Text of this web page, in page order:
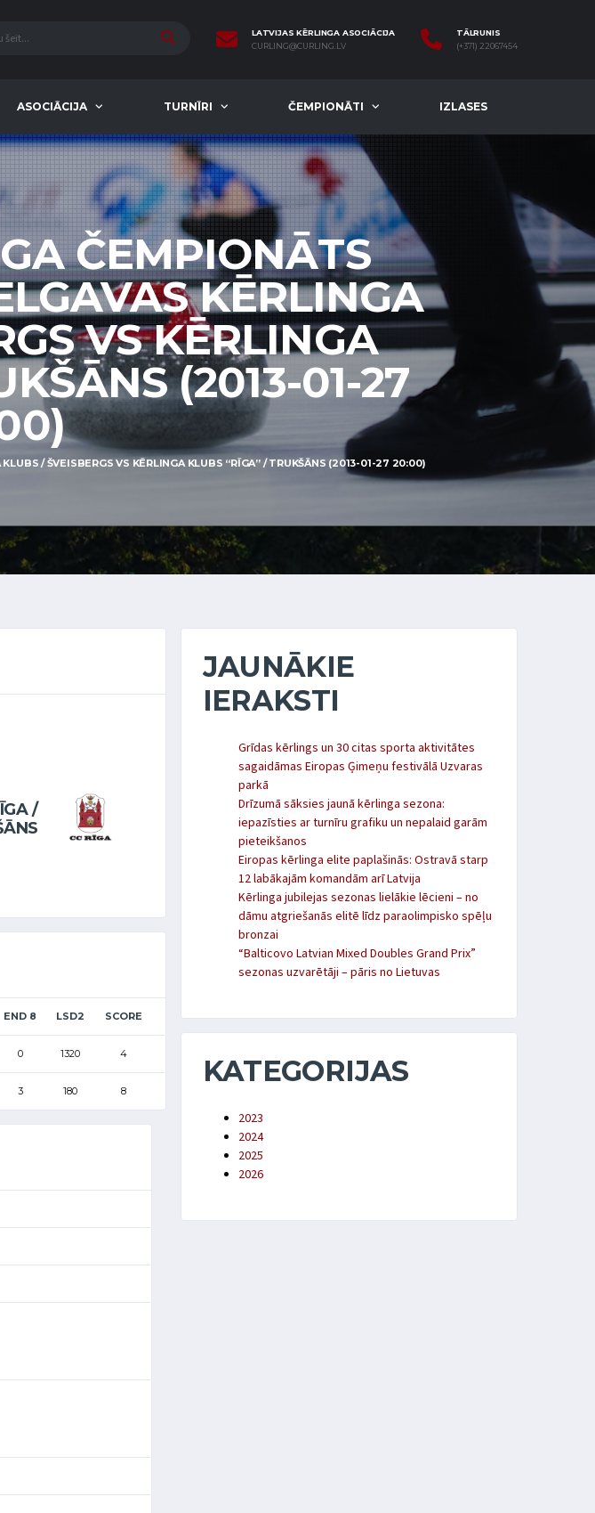
LATVIJAS KĒRLINGA ASOCIĀCIJA
CURLING@CURLING.LV
TĀLRUNIS
(+371) 22067454
ASOCIĀCIJA TURNĪRI ČEMPIONĀTI IZLASES
ČEMPIONĀTS
KĒRLINGA
VS KĒRLINGA
(2013-01-27
/ ŠVEISBERGS VS KĒRLINGA KLUBS “RĪGA” / TRUKŠĀNS (2013-01-27 20:00)
/
END 8 LSD2 SCORE
0 1320 4
3 180 8
JAUNĀKIE
IERAKSTI
Grīdas kērlings un 30 citas sporta aktivitātes
sagaidāmas Eiropas Ģimeņu festivālā Uzvaras
parkā
Drīzumā sāksies jaunā kērlinga sezona:
iepazīsties ar turnīru grafiku un nepalaid garām
pieteikšanos
Eiropas kērlinga elite paplašinās: Ostravā starp
12 labākajām komandām arī Latvija
Kērlinga jubilejas sezonas lielākie lēcieni – no
dāmu atgriešanās elitē līdz paraolimpisko spēļu
bronzai
“Balticovo Latvian Mixed Doubles Grand Prix”
sezonas uzvarētāji – pāris no Lietuvas
KATEGORIJAS
2023
2024
2025
2026